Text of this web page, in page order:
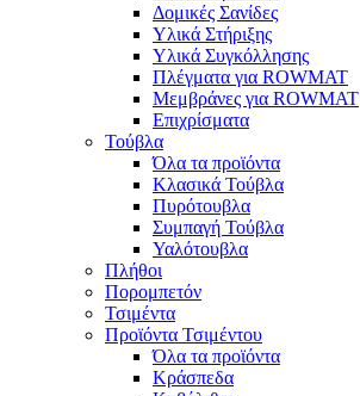
Δομικές Σανίδες
Υλικά Στήριξης
Υλικά Συγκόλλησης
Πλέγματα για ROWMAT
Μεμβράνες για ROWMAT
Επιχρίσματα
Τούβλα
Όλα τα προϊόντα
Κλασικά Τούβλα
Πυρότουβλα
Συμπαγή Τούβλα
Υαλότουβλα
Πλήθοι
Πορομπετόν
Τσιμέντα
Προϊόντα Τσιμέντου
Όλα τα προϊόντα
Κράσπεδα